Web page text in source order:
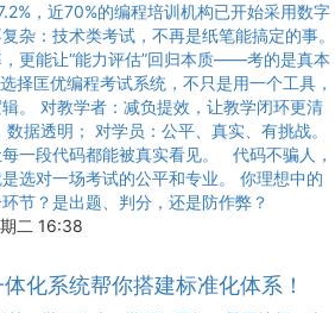
，近70%的编程培训机构已开始采用数字
杂：技术类考试，不再是纸笔能搞定的事。
更能让“能力评估”回归本质——考的是真本
择匡优编程考试系统，不只是用一个工具，
。 对教学者：减负提效，让教学闭环更清
据透明； 对学员：公平、真实、有挑战。
一段代码都能被真实看见。 代码不骗人，
选对一场考试的公平和专业。 你理想中的
节？是出题、判分，还是防作弊？
二 16:38
体化系统帮你搭建标准化体系！